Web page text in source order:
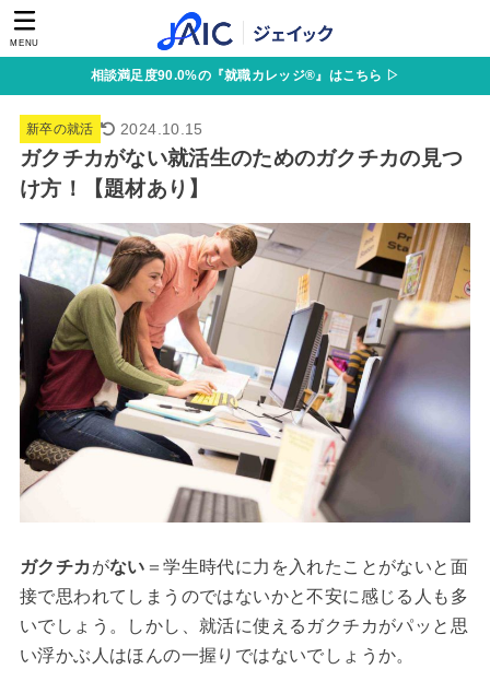
MENU
相談満足度90.0%の『就職カレッジ®』はこちら ▷
新卒の就活 2024.10.15
ガクチカがない就活生のためのガクチカの見つ
け方！【題材あり】
ガクチカ がない ＝学生時代に力を入れたことがないと面
接で思われてしまうのではないかと不安に感じる人も多
いでしょう。しかし、就活に使えるガクチカがパッと思
い浮かぶ人はほんの一握りではないでしょうか。